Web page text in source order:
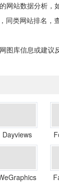
站数据分析，
同类网站排名，
库信息或建议
Dayviews